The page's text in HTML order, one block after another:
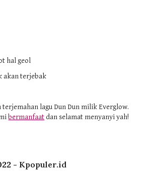
hal geol
akan terjebak
lagu Dun Dun milik Everglow.
bermanfaat dan selamat menyanyi yah!
- Kpopuler.id